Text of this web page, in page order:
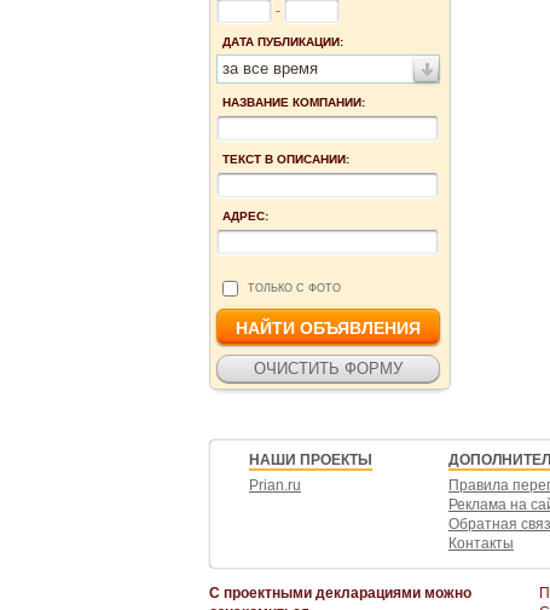
-
ДАТА ПУБЛИКАЦИИ:
за все время
НАЗВАНИЕ КОМПАНИИ:
ТЕКСТ В ОПИСАНИИ:
АДРЕС:
ТОЛЬКО С ФОТО
НАШИ ПРОЕКТЫ
Prian.ru
Правила
Реклама на
Обратная
Контакты
С проектными декларациями можно